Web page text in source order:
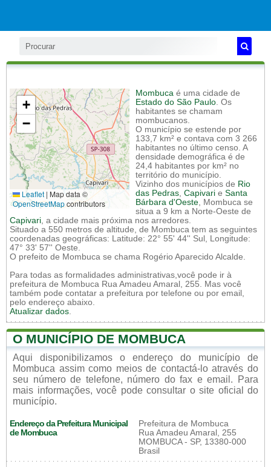
+
−
Leaflet | Map data ©
OpenStreetMapcontributors
Mombuca é uma cidade de
Estado do São Paulo. Os
habitantes se chamam
mombucanos.
O município se estende por
133,7 km² e contava com 3 266
habitantes no último censo. A
densidade demográfica é de
24,4 habitantes por km² no
território do município.
Vizinho dos municípios de Rio
das Pedras, Capivari e Santa
Bárbara d'Oeste, Mombuca se
situa a 9 km a Norte-Oeste de
Capivari, a cidade mais próxima nos arredores.
Situado a 550 metros de altitude, de Mombuca tem as seguintes
coordenadas geográficas: Latitude: 22° 55' 44'' Sul, Longitude:
47° 33' 57'' Oeste.
O prefeito de Mombuca se chama Rogério Aparecido Alcalde.
Para todas as formalidades administrativas,você pode ir à
prefeitura de Mombuca Rua Amadeu Amaral, 255. Mas você
também pode contatar a prefeitura por telefone ou por email,
pelo endereço abaixo.
Atualizar dados.
O MUNICÍPIO DE MOMBUCA
Aqui disponibilizamos o endereço do município de
Mombuca assim como meios de contactá-lo através do
seu número de telefone, número do fax e email. Para
mais informações, você pode consultar o site oficial do
município.
Endereço da Prefeitura Municipal
de Mombuca
Prefeitura de Mombuca
Rua Amadeu Amaral, 255
MOMBUCA - SP, 13380-000
Brasil